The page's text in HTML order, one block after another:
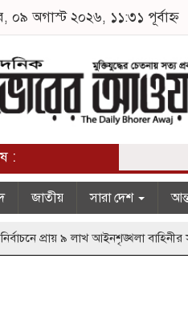
০৯ অগাস্ট ২০২৬, ১১:৩১ পূর্বাহ্ন
:
জাতীয় সারা দেশ
নির্বাচনে প্রায় ৯ লাখ আইনশৃঙ্খলা বাহিনীর